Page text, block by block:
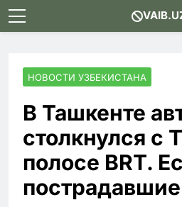
Skip
to
НОВОСТИ УЗБЕКИСТАНА
В Ташкенте
столкнулся с
полосе BRT.
пострадавшие